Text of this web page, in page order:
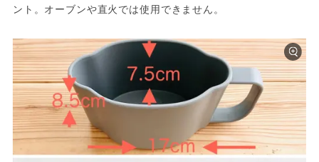
ント。オーブンや直火では使用できません。